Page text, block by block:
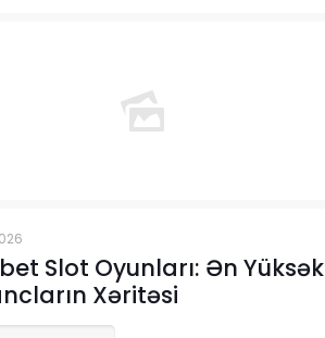
Slot Oyunları: Ən Yüksək
Xəritəsi